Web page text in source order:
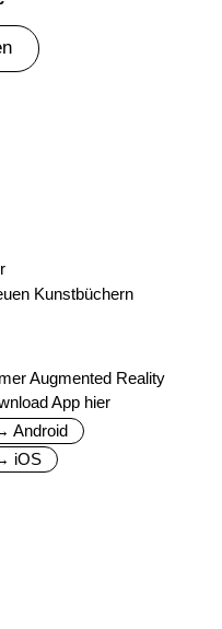
Kunstbüchern
Augmented Reality
App hier
Android
iOS